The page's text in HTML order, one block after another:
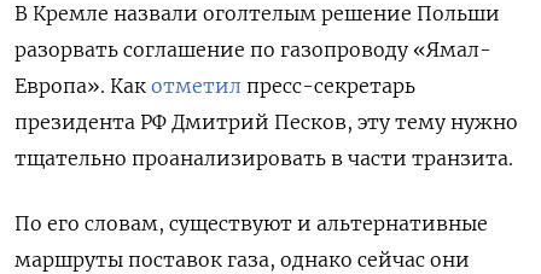
В Кремле назвали оголтелым решение Польши
разорвать соглашение по газопроводу «Ямал-
Европа». Как отметил пресс-секретарь
президента РФ Дмитрий Песков, эту тему нужно
тщательно проанализировать в части транзита.
По его словам, существуют и альтернативные
маршруты поставок газа, однако сейчас они